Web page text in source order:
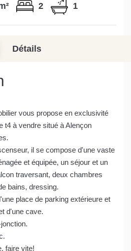
2 1
Détails
vous propose en exclusivité
t4 à vendre situé à Alençon
il se compose d'une vaste
et équipée, un séjour et un
traversant, deux chambres
bains, dressing.
place de parking extérieure et
d'une cave.
faire vite!